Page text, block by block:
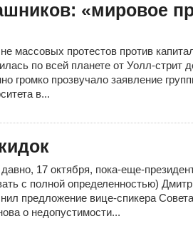
«мировое
массовых протестов против
по всей планете от Уолл-
громко прозвучало заявление
в...
17 октября, пока-еще-
с полной определенностью)
предложение вице-спикера
о недопустимости...